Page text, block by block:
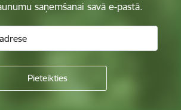
saņemšanai savā e-pastā.